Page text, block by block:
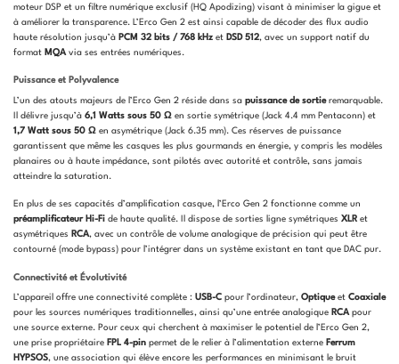
moteur DSP et un filtre numérique exclusif (HQ Apodizing) visant à minimiser la gigue et
à améliorer la transparence. L’Erco Gen 2 est ainsi capable de décoder des flux audio
haute résolution jusqu’à PCM 32 bits / 768 kHz et DSD 512, avec un support natif du
format MQA via ses entrées numériques.
Puissance et Polyvalence
L’un des atouts majeurs de l’Erco Gen 2 réside dans sa puissance de sortieremarquable.
Il délivre jusqu’à 6,1 Watts sous 50 Ω en sortie symétrique (Jack 4.4 mm Pentaconn) et
1,7 Watt sous 50 Ω en asymétrique (Jack 6.35 mm). Ces réserves de puissance
garantissent que même les casques les plus gourmands en énergie, y compris les modèles
planaires ou à haute impédance, sont pilotés avec autorité et contrôle, sans jamais
atteindre la saturation.
En plus de ses capacités d’amplification casque, l’Erco Gen 2 fonctionne comme un
préamplificateur Hi-Fi de haute qualité. Il dispose de sorties ligne symétriques XLR et
asymétriques RCA, avec un contrôle de volume analogique de précision qui peut être
contourné (mode bypass) pour l’intégrer dans un système existant en tant que DAC pur.
Connectivité et Évolutivité
L’appareil offre une connectivité complète : USB-C pour l’ordinateur, Optiqueet Coaxiale
pour les sources numériques traditionnelles, ainsi qu’une entrée analogique RCApour
une source externe. Pour ceux qui cherchent à maximiser le potentiel de l’Erco Gen 2,
une prise propriétaire FPL 4-pin permet de le relier à l’alimentation externe Ferrum
HYPSOS, une association qui élève encore les performances en minimisant le bruit